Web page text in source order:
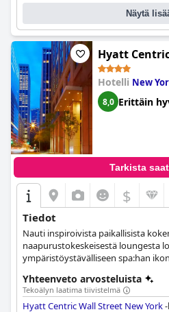
Näytä
Hyatt
Hotelli New
8,0 Erittäin
Tarkista
$
Tiedot
Nauti inspiroivista paikallisista
naapurustokeskeisestä loungesta
ympäristöystävälliseen spa:han
Yhteenveto arvosteluista
Tekoälyn laatima tiivistelmä
Hyatt Centric Wall Street New York